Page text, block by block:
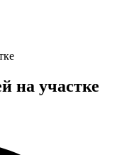
на участке